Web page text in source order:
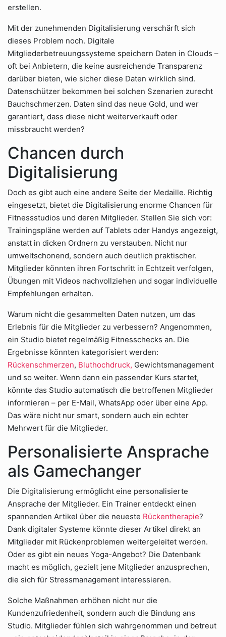
erstellen.
Mit der zunehmenden Digitalisierung verschärft sich
dieses Problem noch. Digitale
Mitgliederbetreuungssysteme speichern Daten in Clouds –
oft bei Anbietern, die keine ausreichende Transparenz
darüber bieten, wie sicher diese Daten wirklich sind.
Datenschützer bekommen bei solchen Szenarien zurecht
Bauchschmerzen. Daten sind das neue Gold, und wer
garantiert, dass diese nicht weiterverkauft oder
missbraucht werden?
Chancen durch
Digitalisierung
Doch es gibt auch eine andere Seite der Medaille. Richtig
eingesetzt, bietet die Digitalisierung enorme Chancen für
Fitnessstudios und deren Mitglieder. Stellen Sie sich vor:
Trainingspläne werden auf Tablets oder Handys angezeigt,
anstatt in dicken Ordnern zu verstauben. Nicht nur
umweltschonend, sondern auch deutlich praktischer.
Mitglieder könnten ihren Fortschritt in Echtzeit verfolgen,
Übungen mit Videos nachvollziehen und sogar individuelle
Empfehlungen erhalten.
Warum nicht die gesammelten Daten nutzen, um das
Erlebnis für die Mitglieder zu verbessern? Angenommen,
ein Studio bietet regelmäßig Fitnesschecks an. Die
Ergebnisse könnten kategorisiert werden:
Rückenschmerzen, Bluthochdruck, Gewichtsmanagement
und so weiter. Wenn dann ein passender Kurs startet,
könnte das Studio automatisch die betroffenen Mitglieder
informieren – per E-Mail, WhatsApp oder über eine App.
Das wäre nicht nur smart, sondern auch ein echter
Mehrwert für die Mitglieder.
Personalisierte Ansprache
als Gamechanger
Die Digitalisierung ermöglicht eine personalisierte
Ansprache der Mitglieder. Ein Trainer entdeckt einen
spannenden Artikel über die neueste Rückentherapie?
Dank digitaler Systeme könnte dieser Artikel direkt an
Mitglieder mit Rückenproblemen weitergeleitet werden.
Oder es gibt ein neues Yoga-Angebot? Die Datenbank
macht es möglich, gezielt jene Mitglieder anzusprechen,
die sich für Stressmanagement interessieren.
Solche Maßnahmen erhöhen nicht nur die
Kundenzufriedenheit, sondern auch die Bindung ans
Studio. Mitglieder fühlen sich wahrgenommen und betreut